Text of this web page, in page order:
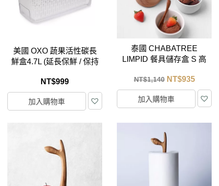
美國 OXO 蔬果活性碳長
鮮盒4.7L (延長保鮮 / 保持
NT$999
加入購物車
泰國 CHABATREE
LIMPID 餐具儲存盒 S 高
NT$1,140 NT$935
加入購物車